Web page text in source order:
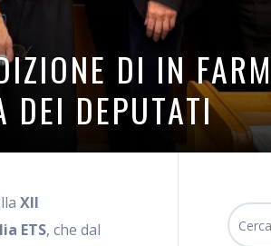
DI IN
DEI DEPUTATI
XII
ETS, che dal
per: